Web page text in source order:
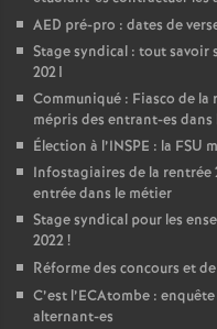
AED pré-pro : dates de
Stage syndical : tout savoir
2021
Communiqué : Fiasco de
mépris des entrant-es
Élection à l’INSPE : la FSU
Infostagiaires de la rentrée
entrée dans le métier
Stage syndical pour les
2022!
Réforme des concours et
C’est l’ECAtombe :
alternant-es